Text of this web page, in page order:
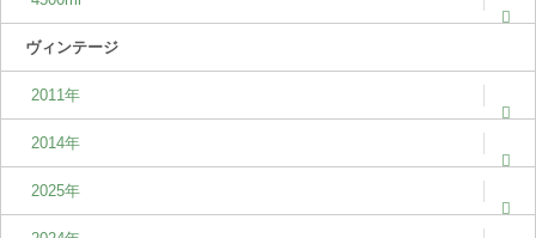
ヴィンテージ
2011年
2014年
2025年